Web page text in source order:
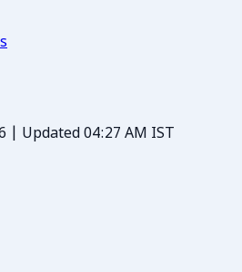
| Updated 04:27 AM IST